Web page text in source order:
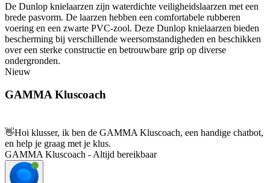
De Dunlop knielaarzen zijn waterdichte veiligheidslaarzen met een
brede pasvorm. De laarzen hebben een comfortabele rubberen
voering en een zwarte PVC-zool. Deze Dunlop knielaarzen bieden
bescherming bij verschillende weersomstandigheden en beschikken
over een sterke constructie en betrouwbare grip op diverse
ondergronden.
Nieuw
GAMMA Kluscoach
👋Hoi klusser, ik ben de GAMMA Kluscoach, een handige chatbot,
en help je graag met je klus.
GAMMA Kluscoach - Altijd bereikbaar